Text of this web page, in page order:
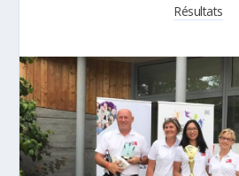
Résultats